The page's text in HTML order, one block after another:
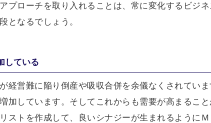
プローチを取り入れることは、常に変化するビジ
となるでしょう。
している
経営難に陥り倒産や吸収合併を余儀なくされてい
加しています。そしてこれからも需要が高まること
ストを作成して、良いシナジーが生まれるように